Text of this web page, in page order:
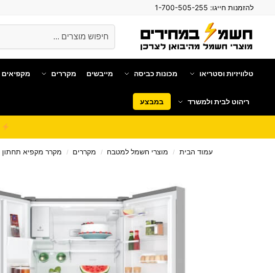
להזמנות חייגו:
טלוויזיות וסטריאו מכונות כביסה מייבשים מקררים מקפיאים
ריהוט לבית ולמשרד במבצע
עמוד הבית / מוצרי חשמל למטבח / מקררים / מקרר מקפיא תחתון